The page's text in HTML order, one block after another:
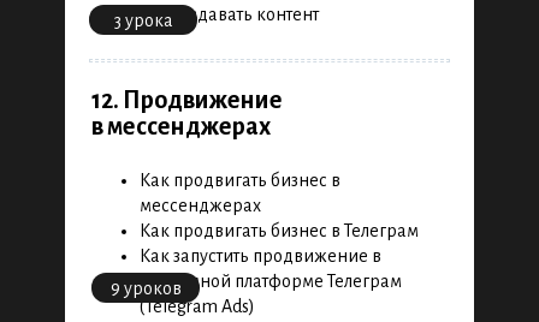
Как продвигать бизнес в
мессенджерах
Как продвигать бизнес в Телеграм
Как запустить продвижение в
рекламной платформе Телеграм
(Telegram Ads)
12. Продвижение
в мессенджерах
9 уроков
Как создавать контент
3 урока